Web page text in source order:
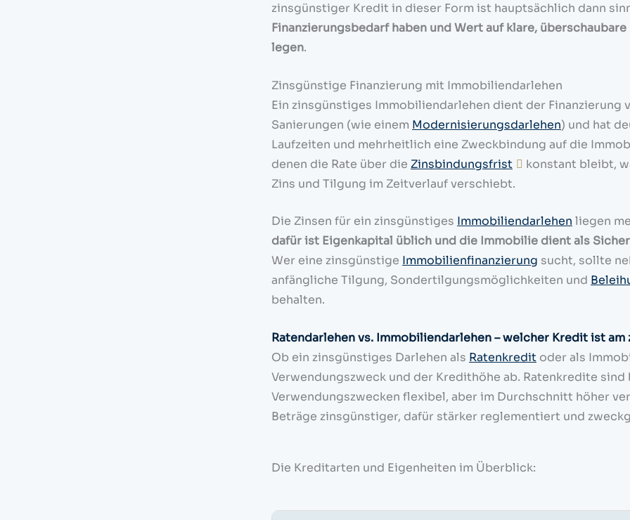
zinsgünstiger Kredit in dieser Form ist hauptsächlich dann
Finanzierungsbedarf haben und Wert auf klare,
legen.
Zinsgünstige Finanzierung mit Immobiliendarlehen
Ein zinsgünstiges Immobiliendarlehen dient der Finanzierung
Sanierungen (wie einem Modernisierungsdarlehen) und hat
Laufzeiten und mehrheitlich eine Zweckbindung auf die
denen die Rate über die Zinsbindungsfrist
konstant bleibt,
Zins und Tilgung im Zeitverlauf verschiebt.
Die Zinsen für ein zinsgünstiges Immobiliendarlehen liegen
dafür ist Eigenkapital üblich und die Immobilie dient als
Wer eine zinsgünstige Immobilienfinanzierung sucht, sollte
anfängliche Tilgung, Sondertilgungsmöglichkeiten und
behalten.
Ratendarlehen vs. Immobiliendarlehen – welcher Kredit ist
Ob ein zinsgünstiges Darlehen als Ratenkredit oder als
Verwendungszweck und der Kredithöhe ab. Ratenkredite
Verwendungszwecken flexibel, aber im Durchschnitt höher
Beträge zinsgünstiger, dafür stärker reglementiert und
Die Kreditarten und Eigenheiten im Überblick: